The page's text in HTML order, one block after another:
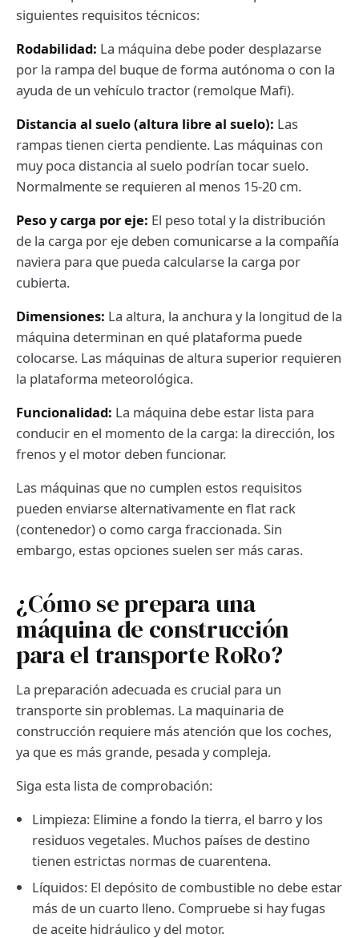
siguientes requisitos técnicos:
Rodabilidad: La máquina debe poder desplazarse
por la rampa del buque de forma autónoma o con la
ayuda de un vehículo tractor (remolque Mafi).
Distancia al suelo (altura libre al suelo): Las
rampas tienen cierta pendiente. Las máquinas con
muy poca distancia al suelo podrían tocar suelo.
Normalmente se requieren al menos 15-20 cm.
Peso y carga por eje: El peso total y la distribución
de la carga por eje deben comunicarse a la compañía
naviera para que pueda calcularse la carga por
cubierta.
Dimensiones: La altura, la anchura y la longitud de la
máquina determinan en qué plataforma puede
colocarse. Las máquinas de altura superior requieren
la plataforma meteorológica.
Funcionalidad: La máquina debe estar lista para
conducir en el momento de la carga: la dirección, los
frenos y el motor deben funcionar.
Las máquinas que no cumplen estos requisitos
pueden enviarse alternativamente en flat rack
(contenedor) o como carga fraccionada. Sin
embargo, estas opciones suelen ser más caras.
¿Cómo se prepara una
máquina de construcción
para el transporte RoRo?
La preparación adecuada es crucial para un
transporte sin problemas. La maquinaria de
construcción requiere más atención que los coches,
ya que es más grande, pesada y compleja.
Siga esta lista de comprobación:
Limpieza: Elimine a fondo la tierra, el barro y los
residuos vegetales. Muchos países de destino
tienen estrictas normas de cuarentena.
Líquidos: El depósito de combustible no debe estar
más de un cuarto lleno. Compruebe si hay fugas
de aceite hidráulico y del motor.